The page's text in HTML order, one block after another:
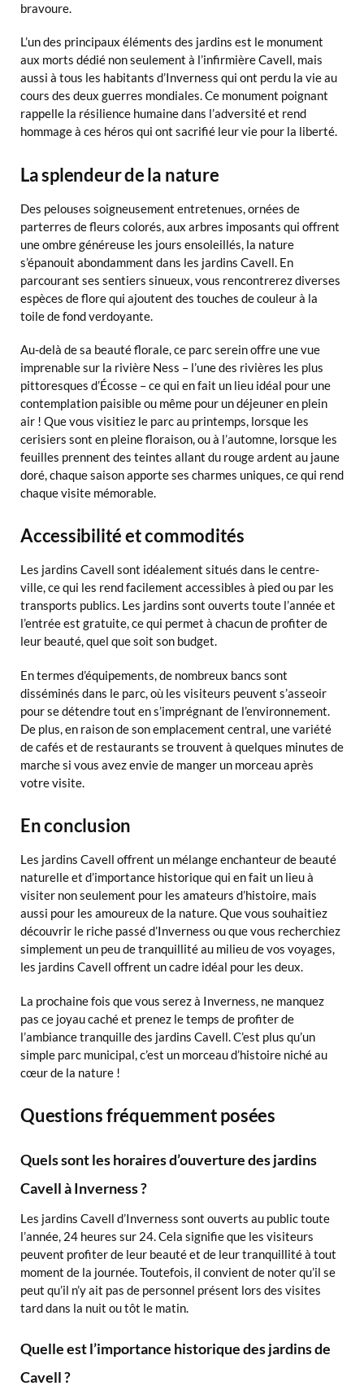
bravoure.
L’un des principaux éléments des jardins est le monument
aux morts dédié non seulement à l’infirmière Cavell, mais
aussi à tous les habitants d’Inverness qui ont perdu la vie au
cours des deux guerres mondiales. Ce monument poignant
rappelle la résilience humaine dans l’adversité et rend
hommage à ces héros qui ont sacrifié leur vie pour la liberté.
La splendeur de la nature
Des pelouses soigneusement entretenues, ornées de
parterres de fleurs colorés, aux arbres imposants qui offrent
une ombre généreuse les jours ensoleillés, la nature
s’épanouit abondamment dans les jardins Cavell. En
parcourant ses sentiers sinueux, vous rencontrerez diverses
espèces de flore qui ajoutent des touches de couleur à la
toile de fond verdoyante.
Au-delà de sa beauté florale, ce parc serein offre une vue
imprenable sur la rivière Ness – l’une des rivières les plus
pittoresques d’Écosse – ce qui en fait un lieu idéal pour une
contemplation paisible ou même pour un déjeuner en plein
air ! Que vous visitiez le parc au printemps, lorsque les
cerisiers sont en pleine floraison, ou à l’automne, lorsque les
feuilles prennent des teintes allant du rouge ardent au jaune
doré, chaque saison apporte ses charmes uniques, ce qui rend
chaque visite mémorable.
Accessibilité et commodités
Les jardins Cavell sont idéalement situés dans le centre-
ville, ce qui les rend facilement accessibles à pied ou par les
transports publics. Les jardins sont ouverts toute l’année et
l’entrée est gratuite, ce qui permet à chacun de profiter de
leur beauté, quel que soit son budget.
En termes d’équipements, de nombreux bancs sont
disséminés dans le parc, où les visiteurs peuvent s’asseoir
pour se détendre tout en s’imprégnant de l’environnement.
De plus, en raison de son emplacement central, une variété
de cafés et de restaurants se trouvent à quelques minutes de
marche si vous avez envie de manger un morceau après
votre visite.
En conclusion
Les jardins Cavell offrent un mélange enchanteur de beauté
naturelle et d’importance historique qui en fait un lieu à
visiter non seulement pour les amateurs d’histoire, mais
aussi pour les amoureux de la nature. Que vous souhaitiez
découvrir le riche passé d’Inverness ou que vous recherchiez
simplement un peu de tranquillité au milieu de vos voyages,
les jardins Cavell offrent un cadre idéal pour les deux.
La prochaine fois que vous serez à Inverness, ne manquez
pas ce joyau caché et prenez le temps de profiter de
l’ambiance tranquille des jardins Cavell. C’est plus qu’un
simple parc municipal, c’est un morceau d’histoire niché au
cœur de la nature !
Questions fréquemment posées
Quels sont les horaires d’ouverture des jardins
Cavell à Inverness ?
Les jardins Cavell d’Inverness sont ouverts au public toute
l’année, 24 heures sur 24. Cela signifie que les visiteurs
peuvent profiter de leur beauté et de leur tranquillité à tout
moment de la journée. Toutefois, il convient de noter qu’il se
peut qu’il n’y ait pas de personnel présent lors des visites
tard dans la nuit ou tôt le matin.
Quelle est l’importance historique des jardins de
Cavell ?